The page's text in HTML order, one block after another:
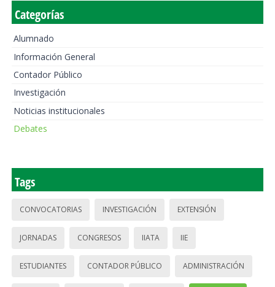
Categorías
Alumnado
Información General
Contador Público
Investigación
Noticias institucionales
Debates
Tags
CONVOCATORIAS INVESTIGACIÓN EXTENSIÓN
JORNADAS CONGRESOS IIATA IIE
ESTUDIANTES CONTADOR PÚBLICO ADMINISTRACIÓN